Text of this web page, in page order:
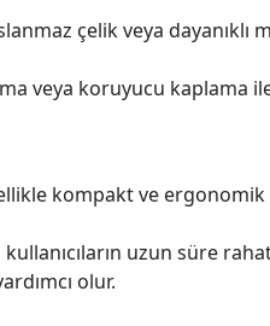
çelik veya dayanıklı
veya koruyucu kaplama
kompakt ve
uzun süre
olur.